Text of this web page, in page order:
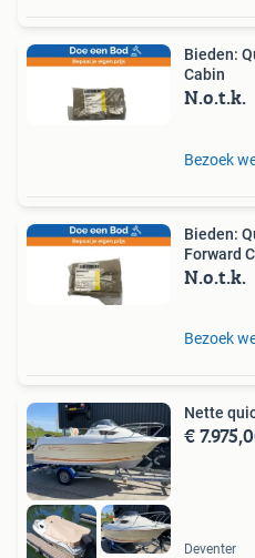
Bieden:
Cabin
N.o.t.k.
Bezoek
Bieden:
Forward
N.o.t.k.
Bezoek
Nette
€
Deventer